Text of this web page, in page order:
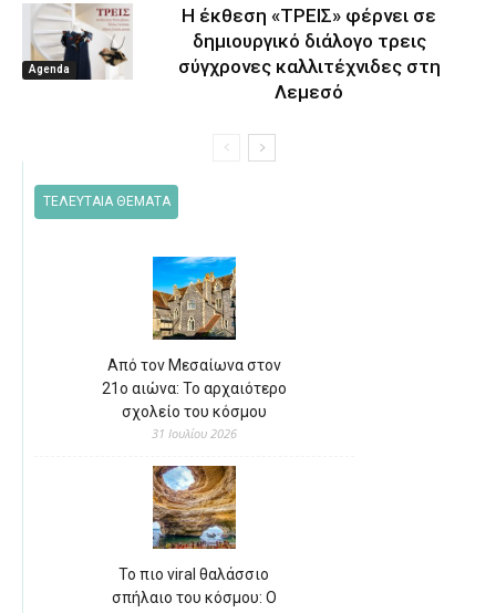
Agenda
Η έκθεση «ΤΡΕΙΣ» φέρνει σε
δημιουργικό διάλογο τρεις
σύγχρονες καλλιτέχνιδες στη
Λεμεσό
ΤΕΛΕΥΤΑΙΑ ΘΕΜΑΤΑ
Από τον Μεσαίωνα στον
21ο αιώνα: Το αρχαιότερο
σχολείο του κόσμου
31 Ιουλίου 2026
Το πιο viral θαλάσσιο
σπήλαιο του κόσμου: Ο